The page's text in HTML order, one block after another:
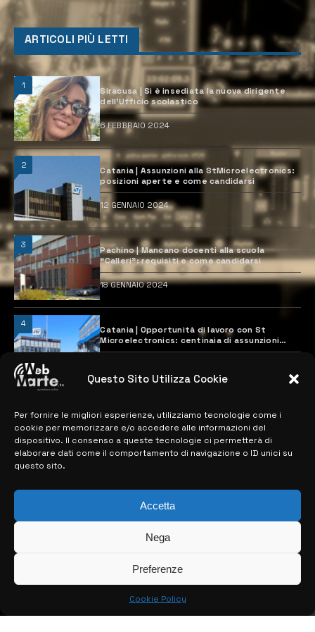
Questo Sito Utilizza Cookie
Per fornire le migliori esperienze, utilizziamo tecnologie come i
cookie per memorizzare e/o accedere alle informazioni del
dispositivo. Il consenso a queste tecnologie ci permetterà di
elaborare dati come il comportamento di navigazione o ID unici su
questo sito.
Accetta
Nega
Preferenze
Cookie Policy
ARTICOLI PIÙ LETTI
1
Siracusa | Si è insediata la nuova dirigente
dell’Ufficio scolastico
6 FEBBRAIO 2024
2
Catania | Assunzioni alla StMicroelectronics:
posizioni aperte e come candidarsi
12 GENNAIO 2024
3
Pachino | Mancano docenti alla scuola
“Calleri”: requisiti e come candidarsi
18 GENNAIO 2024
4
Catania | Opportunità di lavoro con St
Microelectronics: centinaia di assunzioni
previste
MAPPA DEL SITO
> NOTIZIE